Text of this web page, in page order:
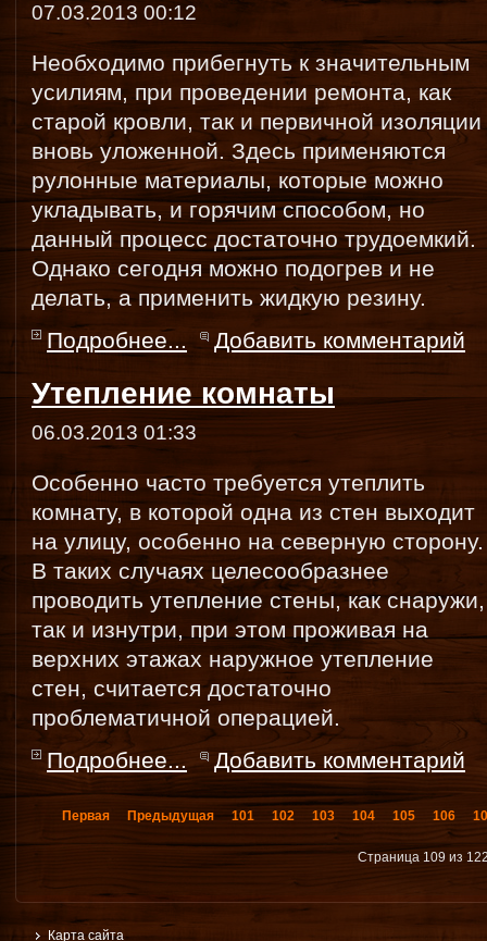
07.03.2013 00:12
Необходимо прибегнуть к значительным
усилиям, при проведении ремонта, как
старой кровли, так и первичной изоляции
вновь уложенной. Здесь применяются
рулонные материалы, которые можно
укладывать, и горячим способом, но
данный процесс достаточно трудоемкий.
Однако сегодня можно подогрев и не
делать, а применить жидкую резину.
Подробнее...
Добавить комментарий
Утепление комнаты
06.03.2013 01:33
Особенно часто требуется утеплить
комнату, в которой одна из стен выходит
на улицу, особенно на северную сторону.
В таких случаях целесообразнее
проводить утепление стены, как снаружи,
так и изнутри, при этом проживая на
верхних этажах наружное утепление
стен, считается достаточно
проблематичной операцией.
Подробнее...
Добавить комментарий
Первая Предыдущая 101 102 103 104 105 106
Страница 109 из
Карта сайта